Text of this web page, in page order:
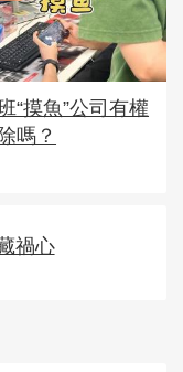
班“摸魚”公司有權
嗎？
禍心